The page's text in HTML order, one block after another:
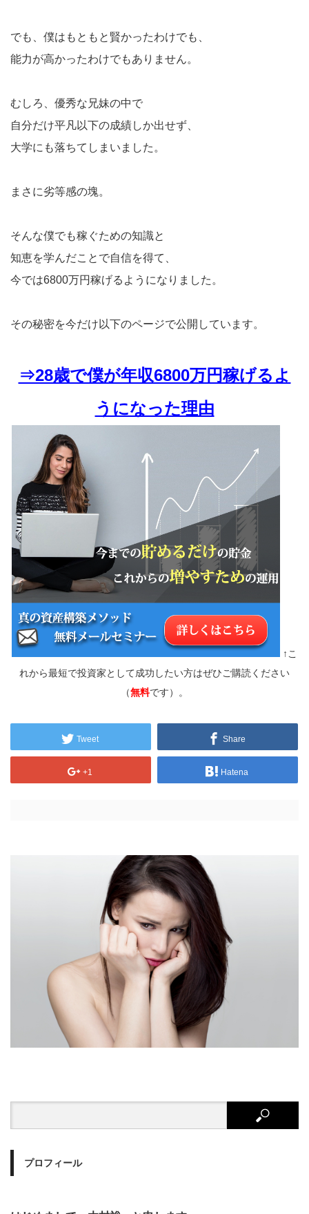
でも、僕はもともと賢かったわけでも、
能力が高かったわけでもありません。
むしろ、優秀な兄妹の中で
自分だけ平凡以下の成績しか出せず、
大学にも落ちてしまいました。
まさに劣等感の塊。
そんな僕でも稼ぐための知識と
知恵を学んだことで自信を得て、
今では6800万円稼げるようになりました。
その秘密を今だけ以下のページで公開しています。
⇒28歳で僕が年収6800万円稼げるよ
うになった理由
↑こ
れから最短で投資家として成功したい方はぜひご購読ください
（無料です）。
Tweet Share
+1 Hatena
プロフィール